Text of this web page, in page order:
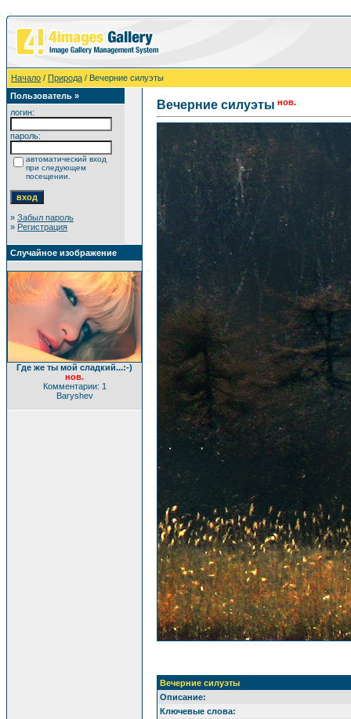
Начало / Природа / Вечерние силуэты
Пользователь »
логин:
пароль:
автоматический вход
при следующем
посещении.
» Забыл пароль
» Регистрация
Случайное изображение
Где же ты мой сладкий...:-)
нов.
Комментарии: 1
Baryshev
Вечерние силуэты нов.
Вечерние силуэты
Описание:
Ключевые слова: